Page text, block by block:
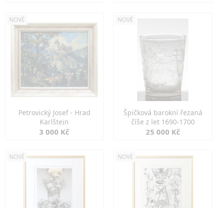
NOVÉ
Petrovický Josef - Hrad
Karlštejn
3 000 Kč
NOVÉ
Špičková barokní řezaná
číše z let 1690-1700
25 000 Kč
NOVÉ NOVÉ